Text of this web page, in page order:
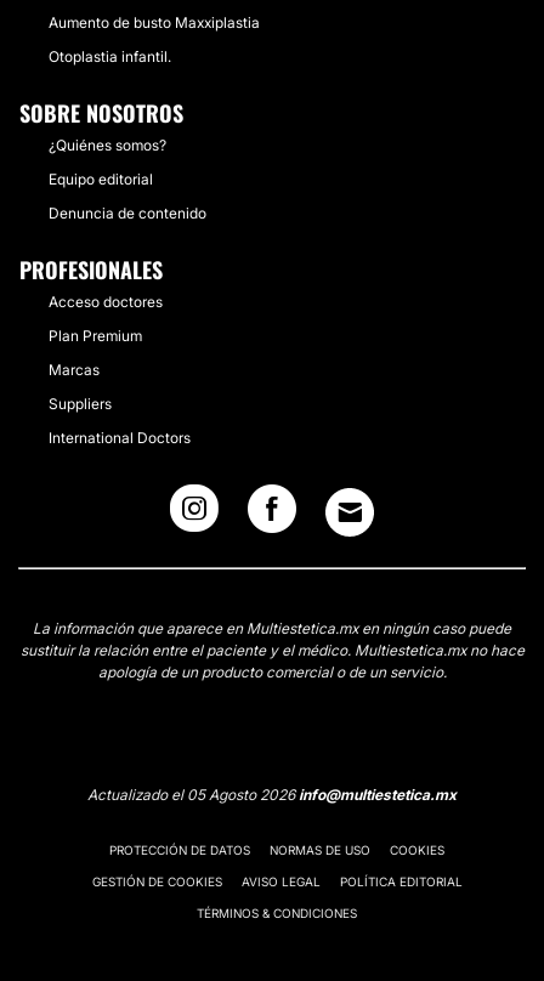
Aumento de busto Maxxiplastia
Otoplastia infantil.
SOBRE NOSOTROS
¿Quiénes somos?
Equipo editorial
Denuncia de contenido
PROFESIONALES
Acceso doctores
Plan Premium
Marcas
Suppliers
International Doctors
La información que aparece en Multiestetica.mx en ningún caso puede
sustituir la relación entre el paciente y el médico. Multiestetica.mx no hace
apología de un producto comercial o de un servicio.
Actualizado el 05 Agosto 2026info@multiestetica.mx
PROTECCIÓN DE DATOS NORMAS DE USO COOKIES
GESTIÓN DE COOKIES AVISO LEGAL POLÍTICA EDITORIAL
TÉRMINOS & CONDICIONES